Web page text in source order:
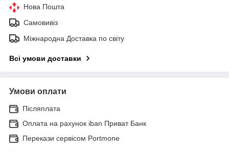
Нова Пошта
Самовивіз
Міжнародна Доставка по світу
Всі умови доставки
Умови оплати
Післяплата
Оплата на рахунок iban Приват Банк
Перекази сервісом Portmone